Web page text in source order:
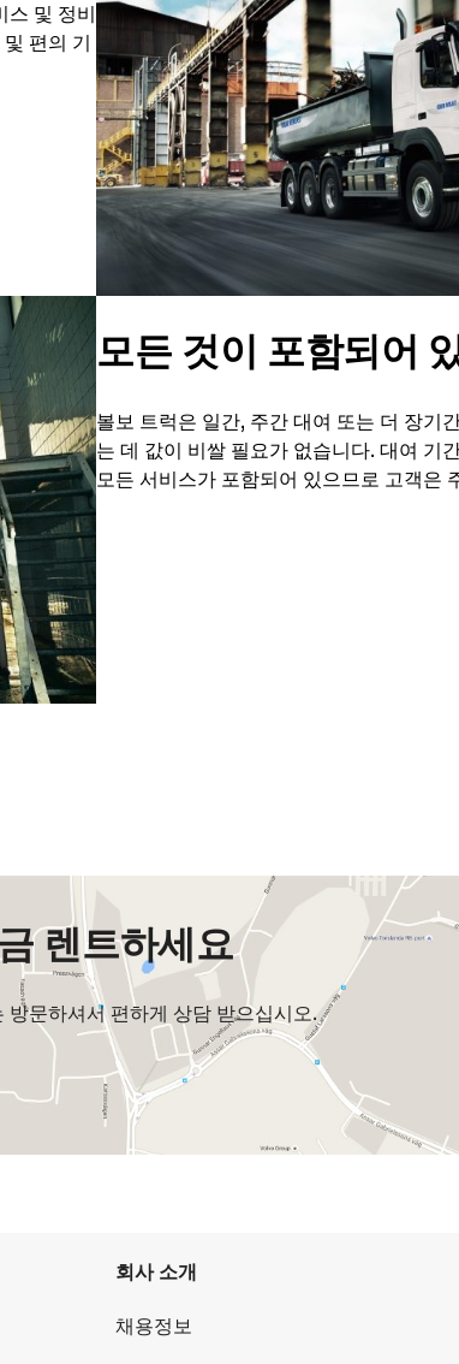
스 및 정비
편의 기
모든 것이 포함되어
볼보 트럭은 일간, 주간 대여 또는 더 장기
는 데 값이 비쌀 필요가 없습니다. 대여 기
모든 서비스가 포함되어 있으므로 고객은
렌트하세요
방문하셔서 편하게 상담 받으십시오.
회사 소개
채용정보